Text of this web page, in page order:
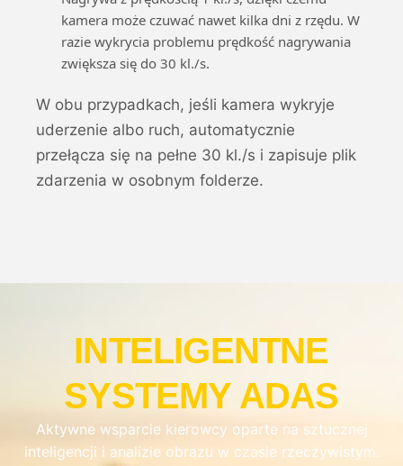
kamera może czuwać nawet kilka dni z rzędu. W
razie wykrycia problemu prędkość nagrywania
zwiększa się do 30 kl./s.
W obu przypadkach, jeśli kamera wykryje
uderzenie albo ruch, automatycznie
przełącza się na pełne 30 kl./s i zapisuje plik
zdarzenia w osobnym folderze.
INTELIGENTNE
SYSTEMY ADAS
Aktywne wsparcie kierowcy oparte na sztucznej
inteligencji i analizie obrazu w czasie rzeczywistym.